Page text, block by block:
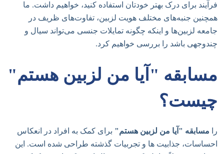
فرآیند برای درک بهتر خودتان استفاده کنید، خواهیم داشت. ما
همچنین جنبه‌های مختلف هویت لزبین، تفاوت‌های ظریف در
جامعه لزبین‌ها و اینکه چگونه تمایلات جنسی می‌تواند سیال و
چندوجهی باشد را بررسی خواهیم کرد.
مسابقه "آیا من لزبین هستم"
چیست؟
را مسابقه "آیا من لزبین هستم" برای کمک به افراد در انعکاس
احساسات، جذابیت ها و تجربیات گذشته طراحی شده است. این